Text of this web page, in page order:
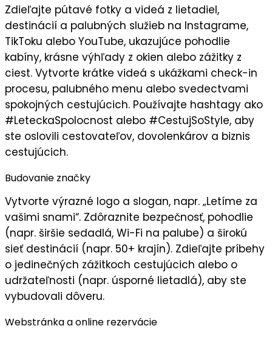
Zdieľajte pútavé fotky a videá z lietadiel,
destinácií a palubných služieb na Instagrame,
TikToku alebo YouTube, ukazujúce pohodlie
kabíny, krásne výhľady z okien alebo zážitky z
ciest. Vytvorte krátke videá s ukážkami check-in
procesu, palubného menu alebo svedectvami
spokojných cestujúcich. Používajte hashtagy ako
#LeteckaSpolocnost alebo #CestujSoStyle, aby
ste oslovili cestovateľov, dovolenkárov a biznis
cestujúcich.
Budovanie značky
Vytvorte výrazné logo a slogan, napr. „Letíme za
vašimi snami“. Zdôraznite bezpečnosť, pohodlie
(napr. širšie sedadlá, Wi-Fi na palube) a širokú
sieť destinácií (napr. 50+ krajín). Zdieľajte príbehy
o jedinečných zážitkoch cestujúcich alebo o
udržateľnosti (napr. úsporné lietadlá), aby ste
vybudovali dôveru.
Webstránka a online rezervácie